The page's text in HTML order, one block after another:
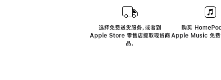
选择免费送货服务，或者到
Apple Store 零售店提取现货商
品。
购买
Apple Music 免费